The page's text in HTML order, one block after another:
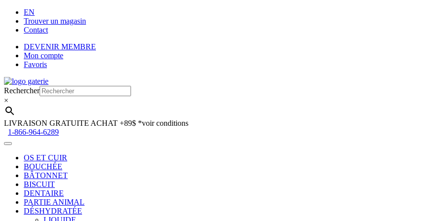
EN
Trouver un magasin
Contact
DEVENIR MEMBRE
Mon compte
Favoris
Aller
à
la
navigation
Aller
au
contenu
Rechercher
×
LIVRAISON GRATUITE ACHAT +89$ *voir conditions
1-866-964-6289
OS ET CUIR
BOUCHÉE
BÂTONNET
BISCUIT
DENTAIRE
PARTIE ANIMAL
DÉSHYDRATÉE